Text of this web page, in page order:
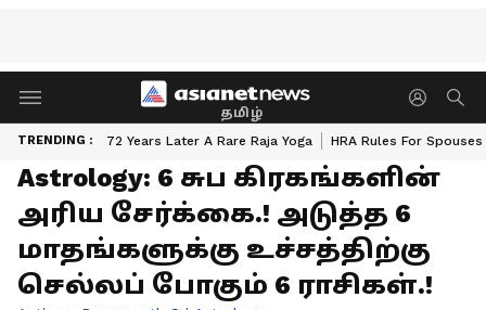
தமிழ்
TRENDING : 72 Years Later A Rare Raja Yoga HRA Rules For Spouses
Astrology: 6 சுப கிரகங்களின்
அரிய சேர்க்கை.! அடுத்த 6
மாதங்களுக்கு உச்சத்திற்கு
செல்லப் போகும் 6 ராசிகள்.!